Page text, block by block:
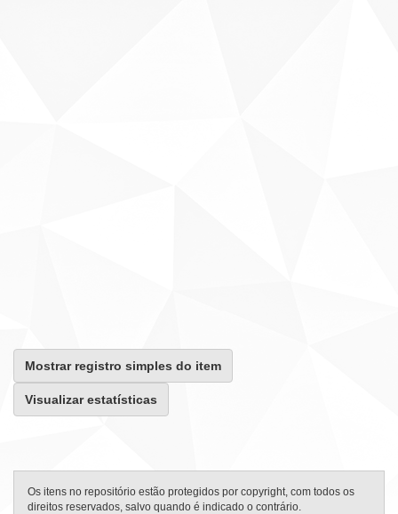
Mostrar registro simples do item
Visualizar estatísticas
Os itens no repositório estão protegidos por copyright, com todos os
direitos reservados, salvo quando é indicado o contrário.